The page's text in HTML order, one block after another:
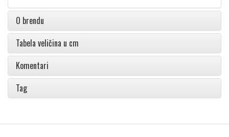
O brendu
Tabela veličina u cm
Komentari
Tag